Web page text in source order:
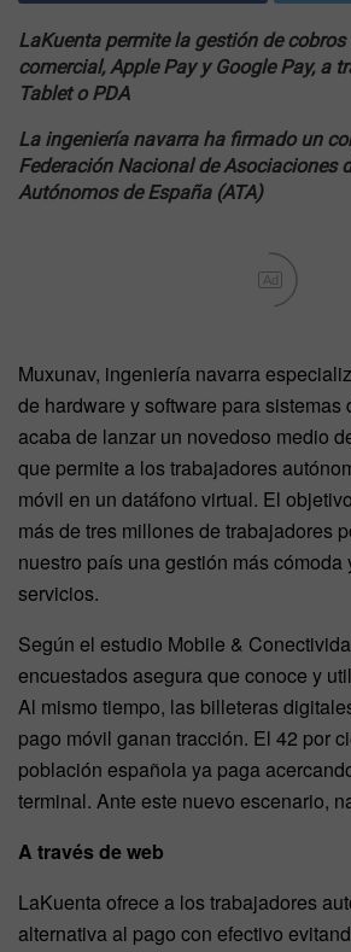
LaKuenta permite la gestión de cobros
comercial, Apple Pay y Google Pay, a
Tablet o PDA
La ingeniería navarra ha firmado un
Federación Nacional de Asociaciones
Autónomos de España (ATA)
Ad
Muxunav, ingeniería navarra
de hardware y software para sistemas
acaba de lanzar un novedoso medio
que permite a los trabajadores
móvil en un datáfono virtual. El
más de tres millones de trabajadores
nuestro país una gestión más cómoda
servicios.
Según el estudio Mobile &
encuestados asegura que conoce y
Al mismo tiempo, las billeteras
pago móvil ganan tracción. El 42 por
población española ya paga
terminal. Ante este nuevo escenario,
A través de web
LaKuenta ofrece a los trabajadores
alternativa al pago con efectivo